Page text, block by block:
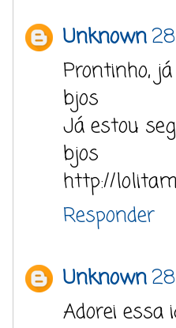
Unknown
Prontinho,
bjos
Já estou
bjos
http://
Responder
Unknown
Adorei essa